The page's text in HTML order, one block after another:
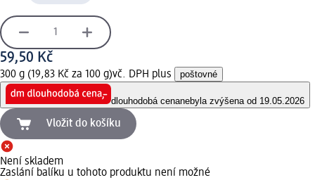
59,50 Kč
300 g (19,83 Kč za 100 g)vč. DPH plus poštovné
dlouhodobá cenanebyla zvýšena od 19.05.2026
Vložit do košíku
Není skladem
Zaslání balíku u tohoto produktu není možné